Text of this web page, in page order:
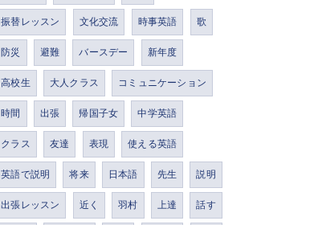
振替レッスン
文化交流 時事英語
歌
防災
避難 バースデー
新年度
高校生
大人クラス
コミュニケーション
時間
出張 帰国子女
中学英語
クラス
友達 表現
使える英語
英語で説明
将来 日本語 先生
説明
出張レッスン
近く 羽村 上達
話す